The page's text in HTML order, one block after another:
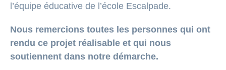
l’équipe éducative de l’école Escalpade.
Nous remercions toutes les personnes qui ont
rendu ce projet réalisable et qui nous
soutiennent dans notre démarche.